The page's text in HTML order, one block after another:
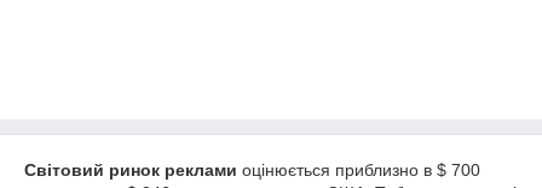
Світовий ринок реклами оцінюється приблизно в $ 700